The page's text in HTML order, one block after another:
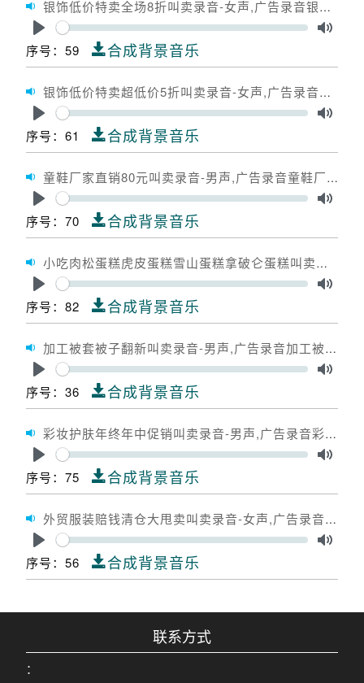
银饰低价特卖全场8折叫卖录音-女声,广告录音银饰低价特卖全场8折,广告配音银饰低价特卖全场8折
Seek
序号：59 合成背景音乐
银饰低价特卖超低价5折叫卖录音-女声,广告录音银饰低价特卖超低价5折,广告配音银饰低价特卖超低价5折
Seek
序号：61 合成背景音乐
童鞋厂家直销80元叫卖录音-男声,广告录音童鞋厂家直销80元,广告配音童鞋厂家直销80元
Seek
序号：70 合成背景音乐
小吃肉松蛋糕虎皮蛋糕雪山蛋糕拿破仑蛋糕叫卖录音-女声,广告录音小吃肉松蛋糕虎皮蛋糕雪山蛋糕拿破仑蛋糕,广告配音小吃肉松蛋糕虎皮蛋糕雪山蛋糕拿破仑蛋糕
Seek
序号：82 合成背景音乐
加工被套被子翻新叫卖录音-男声,广告录音加工被套被子翻新,广告配音加工被套被子翻新
Seek
序号：36 合成背景音乐
彩妆护肤年终年中促销叫卖录音-男声,广告录音彩妆护肤年终年中促销,广告配音彩妆护肤年终年中促销
Seek
序号：75 合成背景音乐
外贸服装赔钱清仓大甩卖叫卖录音-女声,广告录音外贸服装赔钱清仓大甩卖,广告配音外贸服装赔钱清仓大甩卖
Seek
序号：56 合成背景音乐
联系方式
：